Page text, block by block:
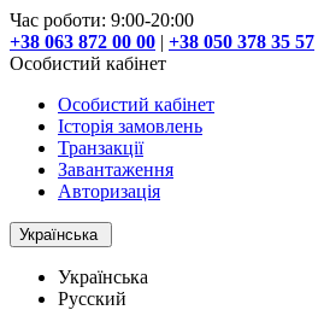
Час роботи: 9:00-20:00
+38 063 872 00 00 | +38 050 378 35 57
Особистий кабінет
Особистий кабінет
Історія замовлень
Транзакції
Завантаження
Авторизація
Українська
Українська
Русский